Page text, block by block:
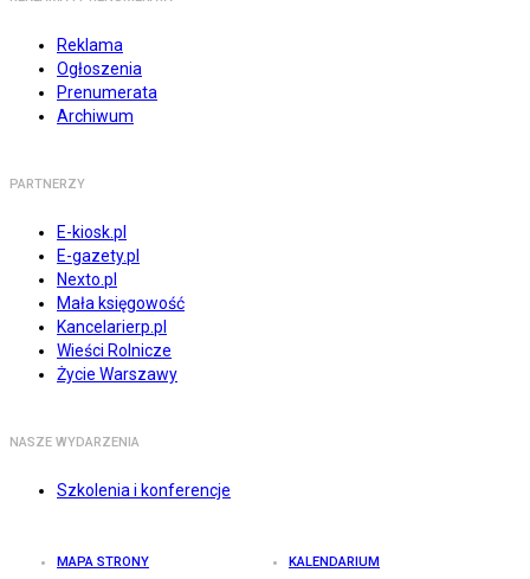
Reklama
Ogłoszenia
Prenumerata
Archiwum
PARTNERZY
E-kiosk.pl
E-gazety.pl
Nexto.pl
Mała księgowość
Kancelarierp.pl
Wieści Rolnicze
Życie Warszawy
NASZE WYDARZENIA
Szkolenia i konferencje
MAPA STRONY KALENDARIUM